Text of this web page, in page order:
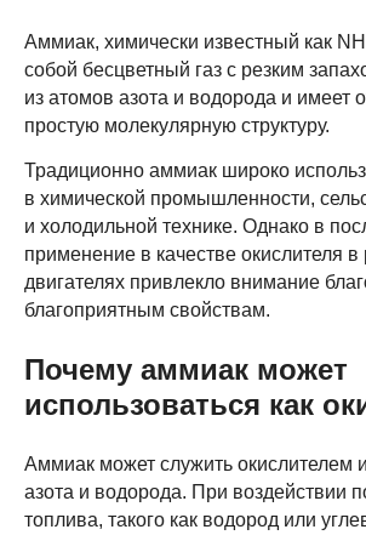
Аммиак, химически известный как
собой бесцветный газ с резким
из атомов азота и водорода и имеет
простую молекулярную структуру.
Традиционно аммиак широко
в химической промышленности,
и холодильной технике. Однако в
применение в качестве окислителя в
двигателях привлекло внимание
благоприятным свойствам.
Почему аммиак может
использоваться как
Аммиак может служить окислителем
азота и водорода. При воздействии
топлива, такого как водород или